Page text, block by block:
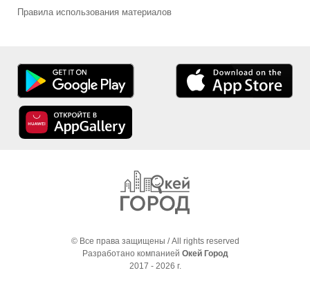
Правила использования материалов
© Все права защищены / All rights reserved
Разработано компанией Окей Город
2017 - 2026 г.